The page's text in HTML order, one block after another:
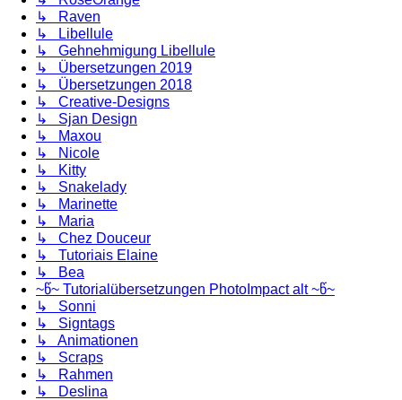
↳ Raven
↳ Libellule
↳ Gehnehmigung Libellule
↳ Übersetzungen 2019
↳ Übersetzungen 2018
↳ Creative-Designs
↳ Sjan Design
↳ Maxou
↳ Nicole
↳ Kitty
↳ Snakelady
↳ Marinette
↳ Maria
↳ Chez Douceur
↳ Tutoriais Elaine
↳ Bea
~წ~ Tutorialübersetzungen PhotoImpact alt ~წ~
↳ Sonni
↳ Signtags
↳ Animationen
↳ Scraps
↳ Rahmen
↳ Deslina